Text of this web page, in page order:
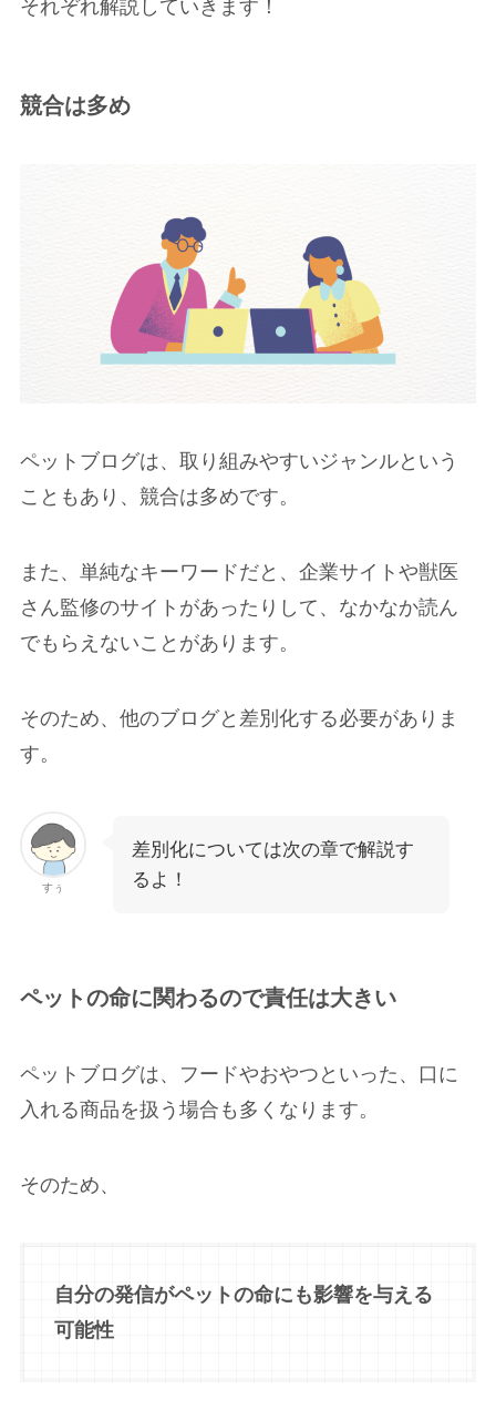
それぞれ解説していきます！
競合は多め
ペットブログは、取り組みやすいジャンルという
こともあり、競合は多めです。
また、単純なキーワードだと、企業サイトや獣医
さん監修のサイトがあったりして、なかなか読ん
でもらえないことがあります。
そのため、他のブログと差別化する必要がありま
す。
すぅ
差別化については次の章で解説す
るよ！
ペットの命に関わるので責任は大きい
ペットブログは、フードやおやつといった、口に
入れる商品を扱う場合も多くなります。
そのため、
自分の発信がペットの命にも影響を与える
可能性